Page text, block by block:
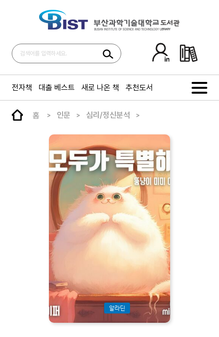
전자책 대출 베스트 새로 나온 책 추천도서
홈 인문 심리/정신분석
알라딘